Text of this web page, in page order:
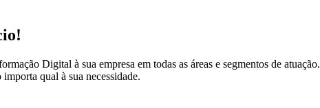
Digital à sua empresa em todas as áreas e segmentos de atuação.
qual à sua necessidade.